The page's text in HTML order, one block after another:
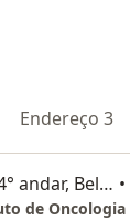
Endereço 3
Avenida do Contorno 9841 4° andar, Belo Horizonte •
de Oncologia